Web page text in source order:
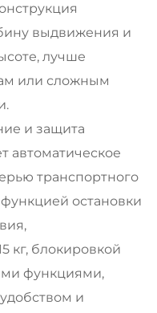
выдвижения и
лучше
или сложным
и защита
автоматическое
транспортного
остановки
кг, блокировкой
функциями,
и